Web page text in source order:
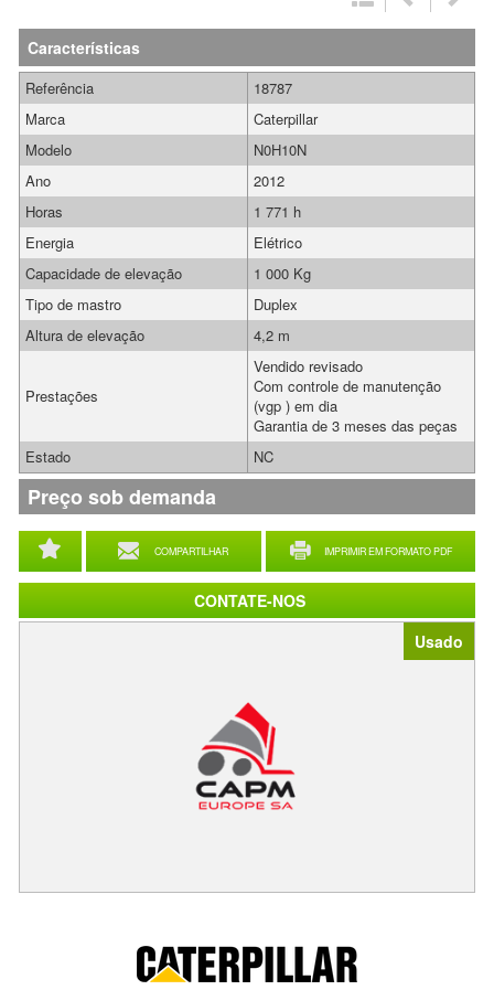
Usado
Características
COMPARTILHAR IMPRIMIR EM FORMATO PDF
Referência
18787
Marca
Caterpillar
Modelo
N0H10N
Ano
2012
Horas
1 771 h
Energia
Elétrico
Capacidade de elevação
1 000 Kg
Tipo de mastro
Duplex
Altura de elevação
4,2 m
Prestações
Vendido revisado
Com controle de manutenção
(vgp ) em dia
Garantia de 3 meses das peças
Estado
NC
Preço sob demanda
CONTATE-NOS